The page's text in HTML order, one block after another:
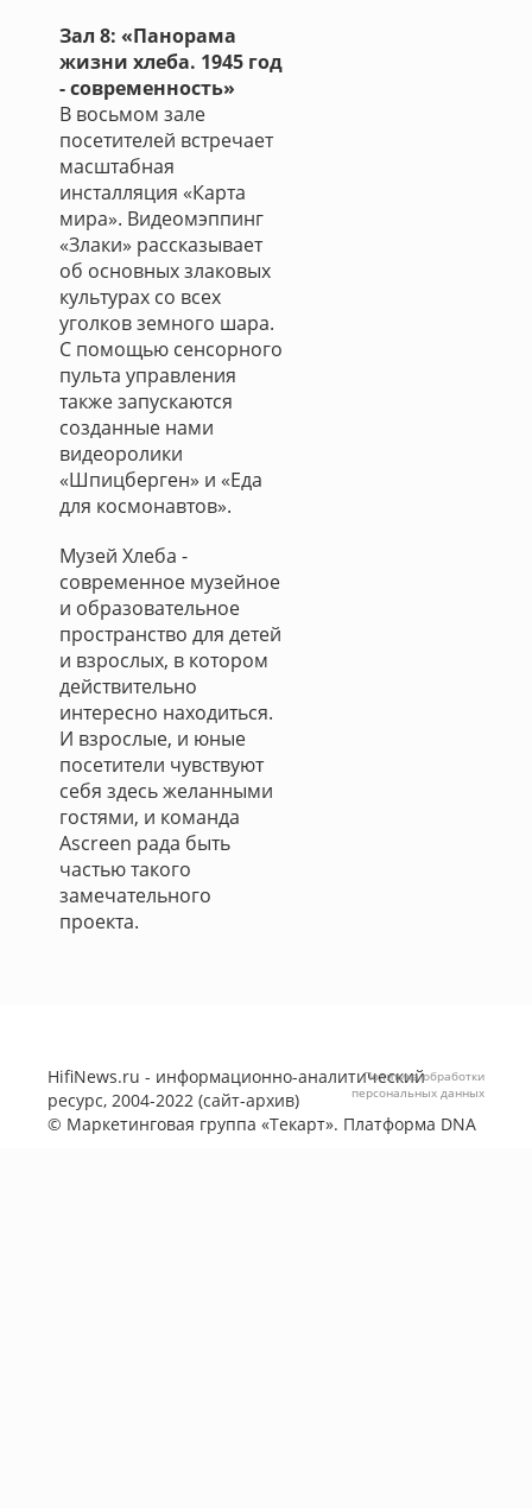
Зал 8: «Панорама
жизни хлеба. 1945 год
- современность»
В восьмом зале
посетителей встречает
масштабная
инсталляция «Карта
мира». Видеомэппинг
«Злаки» рассказывает
об основных злаковых
культурах со всех
уголков земного шара.
С помощью сенсорного
пульта управления
также запускаются
созданные нами
видеоролики
«Шпицберген» и «Еда
для космонавтов».
Музей Хлеба -
современное музейное
и образовательное
пространство для детей
и взрослых, в котором
действительно
интересно находиться.
И взрослые, и юные
посетители чувствуют
себя здесь желанными
гостями, и команда
Ascreen рада быть
частью такого
замечательного
проекта.
HifiNews.ru - информационно-аналитический
ресурс, 2004-2022 (сайт-архив)
© Маркетинговая группа «Текарт». Платформа DNA
Политика обработки
персональных данных